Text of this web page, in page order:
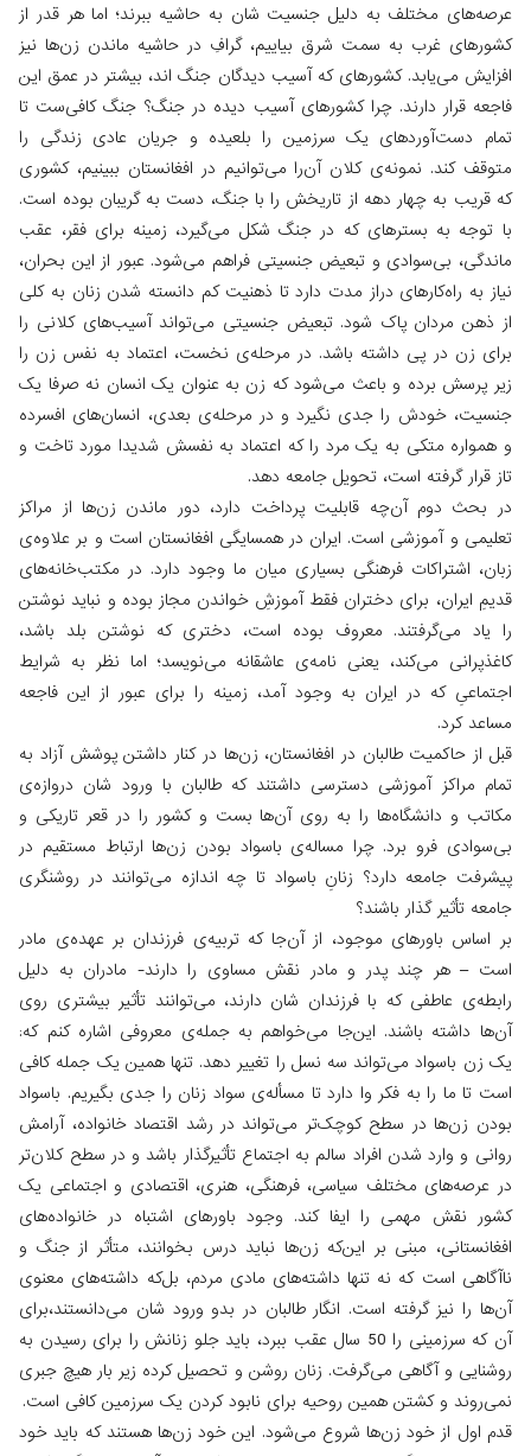
عرصه‌های مختلف به دلیل جنسیت شان به حاشیه ببرند؛ اما هر قدر از
کشورهای غرب به سمت شرق بیاییم، گرافِ در حاشیه ماندن زن‌ها نیز
افزایش می‌یابد. کشورهای که آسیب دیدگان جنگ اند، بیشتر در عمق این
فاجعه قرار دارند. چرا کشورهای آسیب دیده در جنگ؟ جنگ کافی‌ست تا
تمام دست‌آوردهای یک سرزمین را بلعیده و جریان عادی زندگی را
متوقف کند. نمونه‌ی کلان آن‌را می‌توانیم در افغانستان ببینیم، کشوری
که قریب به چهار دهه از تاریخش را با جنگ، دست به گریبان بوده است.
با توجه به بسترهای که در جنگ شکل می‌گیرد، زمینه برای فقر، عقب
ماندگی، بی‌سوادی و تبعیض جنسیتی فراهم می‌شود. عبور از این بحران،
نیاز به راه‌کارهای دراز مدت دارد تا ذهنیت کم دانسته شدن زنان به کلی
از ذهن مردان پاک شود. تبعیض جنسیتی می‌تواند آسیب‌های کلانی را
برای زن‌ در پی داشته باشد. در مرحله‌ی نخست، اعتماد به نفس زن را
زیر پرسش برده و باعث می‌شود که زن به عنوان یک انسان نه صرفا یک
جنسیت، خودش را جدی نگیرد و در مرحله‌ی بعدی، انسان‌های افسرده
و همواره متکی به یک مرد را که اعتماد به نفسش شدیدا مورد تاخت و
تاز قرار گرفته است، تحویل جامعه دهد.
در بحث دوم آن‌چه قابلیت پرداخت دارد، دور ماندن زن‌ها از مراکز
تعلیمی و آموزشی است. ایران در همسایگی افغانستان است و بر علاوه‌ی
زبان، اشتراکات فرهنگی بسیاری میان ما وجود دارد. در مکتب‌خانه‌های
قدیمِ ایران، برای دختران فقط آموزشِ خواندن مجاز بوده و نباید نوشتن
را یاد می‌گرفتند. معروف بوده است، دختری که نوشتن بلد باشد،
کاغذپرانی می‌کند، یعنی نامه‌ی عاشقانه می‌نویسد؛ اما نظر به شرایط
اجتماعیِ که در ایران به وجود آمد، زمینه را برای عبور از این فاجعه
مساعد کرد.
قبل از حاکمیت طالبان در افغانستان، زن‌ها در کنار داشتن پوشش آزاد به
تمام مراکز آموزشی دسترسی داشتند که طالبان با ورود شان دروازه‌ی
مکاتب و دانشگاه‌ها را به روی آن‌ها بست و کشور را در قعر تاریکی و
بی‌سوادی فرو برد. چرا مساله‌ی باسواد بودن زن‌ها ارتباط مستقیم در
پیشرفت جامعه دارد؟ زنانِ باسواد تا چه اندازه می‌توانند در روشنگری
جامعه تأثیر گذار باشند؟
بر اساس باورهای موجود، از آن‌جا که تربیه‌‌ی فرزندان بر عهده‌ی مادر
است – هر چند پدر و مادر نقش مساوی را دارند- مادران به دلیل
رابطه‌ی عاطفی که با فرزندان شان دارند، می‌توانند تأثیر بیشتری روی
آن‌ها داشته باشند. این‌جا می‌خواهم به جمله‌ی معروفی اشاره کنم که:
یک زن باسواد می‌تواند سه نسل را تغییر دهد. تنها همین یک جمله کافی
ا‌ست تا ما را به فکر وا دارد تا مسأله‌ی سواد زنان را جدی بگیریم. باسواد
بودن زن‌ها در سطح کوچک‌تر می‌تواند در رشد اقتصاد خانواده، آرامش
روانی و وارد شدن افراد سالم به اجتماع تأثیرگذار باشد و در سطح کلان‌تر
در عرصه‌های مختلف سیاسی، فرهنگی، هنری، اقتصادی و اجتماعی یک
کشور نقش مهمی را ایفا کند. وجود باورهای اشتباه در خانواده‌های
افغانستانی، مبنی بر این‌که زن‌ها نباید درس بخوانند، متأثر از جنگ و
ناآگاهی است که نه تنها داشته‌های مادی مردم، بل‌که داشته‌های معنوی
آن‌ها را نیز گرفته است. انگار طالبان در بدو ورود شان می‌دانستند،برای
آن که سرزمینی را 50 سال عقب‌ ببرد، باید جلو زنانش را برای رسیدن به
روشنایی و آگاهی می‌گرفت. زنان روشن و تحصیل کرده زیر بار هیچ‌ جبری
نمی‌روند و کشتن همین روحیه برای نابود کردن یک سرزمین کافی است.
قدم اول از خود زن‌ها شروع می‌شود. این خود زن‌ها هستند که باید خود